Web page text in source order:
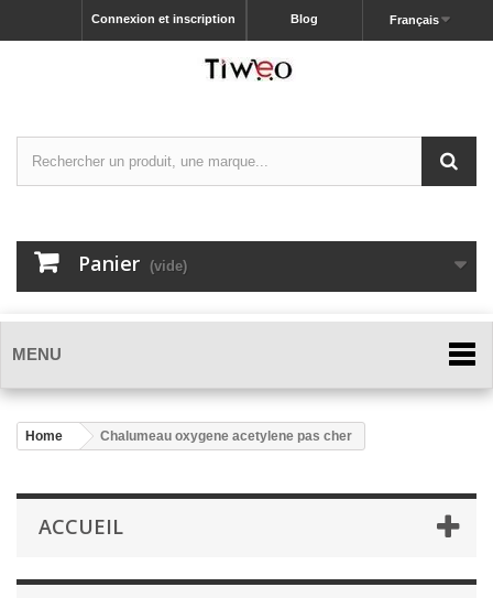
Français
Blog
Connexion et inscription
Panier (vide)
MENU
Home Chalumeau oxygene acetylene pas cher
ACCUEIL